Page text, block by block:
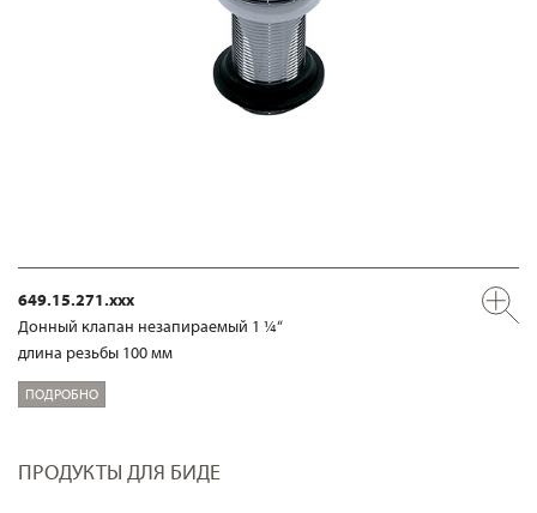
649.15.271.xxx
Донный клапан незапираемый 1 ¼“
длина резьбы 100 мм
ПОДРОБНО
ПРОДУКТЫ ДЛЯ БИДЕ